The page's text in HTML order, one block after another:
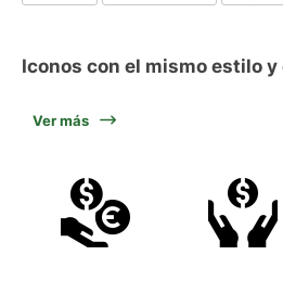
Iconos con el mismo estilo
Ver más